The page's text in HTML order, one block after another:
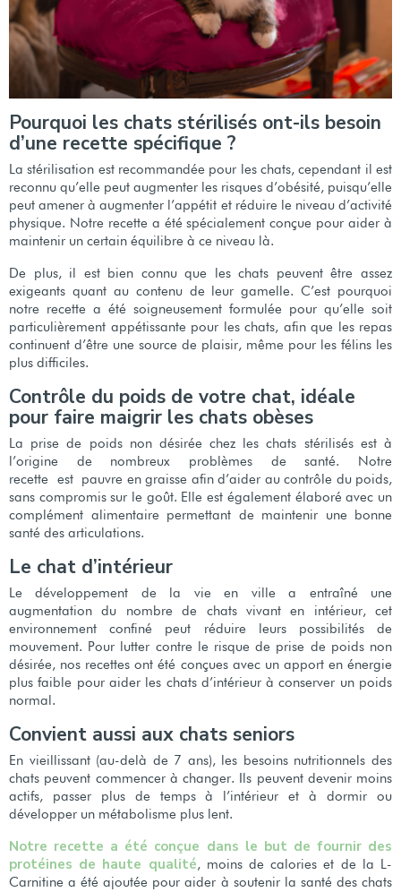
Pourquoi les chats stérilisés ont-ils besoin
d’une recette spécifique ?
La stérilisation est recommandée pour les chats, cependant il est
reconnu qu’elle peut augmenter les risques d’obésité, puisqu’elle
peut amener à augmenter l’appétit et réduire le niveau d’activité
physique. Notre recette a été spécialement conçue pour aider à
maintenir un certain équilibre à ce niveau là.
De plus, il est bien connu que les chats peuvent être assez
exigeants quant au contenu de leur gamelle. C’est pourquoi
notre recette a été soigneusement formulée pour qu’elle soit
particulièrement appétissante pour les chats, afin que les repas
continuent d’être une source de plaisir, même pour les félins les
plus difficiles.
Contrôle du poids de votre chat, idéale
pour faire maigrir les chats obèses
La prise de poids non désirée chez les chats stérilisés est à
l’origine de nombreux problèmes de santé. Notre
recette est pauvre en graisse afin d’aider au contrôle du poids,
sans compromis sur le goût. Elle est également élaboré avec un
complément alimentaire permettant de maintenir une bonne
santé des articulations.
Le chat d’intérieur
Le développement de la vie en ville a entraîné une
augmentation du nombre de chats vivant en intérieur, cet
environnement confiné peut réduire leurs possibilités de
mouvement. Pour lutter contre le risque de prise de poids non
désirée, nos recettes ont été conçues avec un apport en énergie
plus faible pour aider les chats d’intérieur à conserver un poids
normal.
Convient aussi aux chats seniors
En vieillissant (au-delà de 7 ans), les besoins nutritionnels des
chats peuvent commencer à changer. Ils peuvent devenir moins
actifs, passer plus de temps à l’intérieur et à dormir ou
développer un métabolisme plus lent.
Notre recette a été conçue dans le but de fournir des
protéines de haute qualité , moins de calories et de la L-
Carnitine a été ajoutée pour aider à soutenir la santé des chats